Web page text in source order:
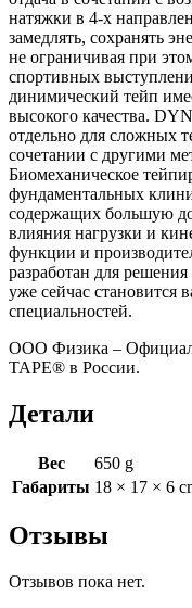
натяжки в 4-х
замедлять, сохранять
не ограничивая при
спортивных
динимический тейп
высокого качества.
отдельно для сложных
сочетании с другими
Биомеханическое
фундаментальных
содержащих большую
влияния нагрузки и
функции и
разработан для
уже сейчас становится
специальностей.
ООО Физика –
TAPE® в России.
Детали
Вес
650 g
Габариты 18 × 17 × 6
Отзывы
Отзывов пока нет.